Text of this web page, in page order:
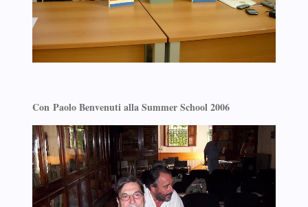
Con Paolo Benvenuti alla Summer School 2006